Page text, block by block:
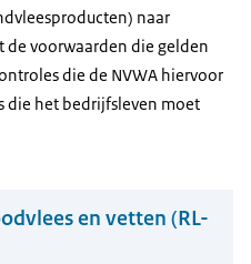
naar
de voorwaarden die gelden
die de NVWA hiervoor
die het bedrijfsleven moet
en vetten (RL-